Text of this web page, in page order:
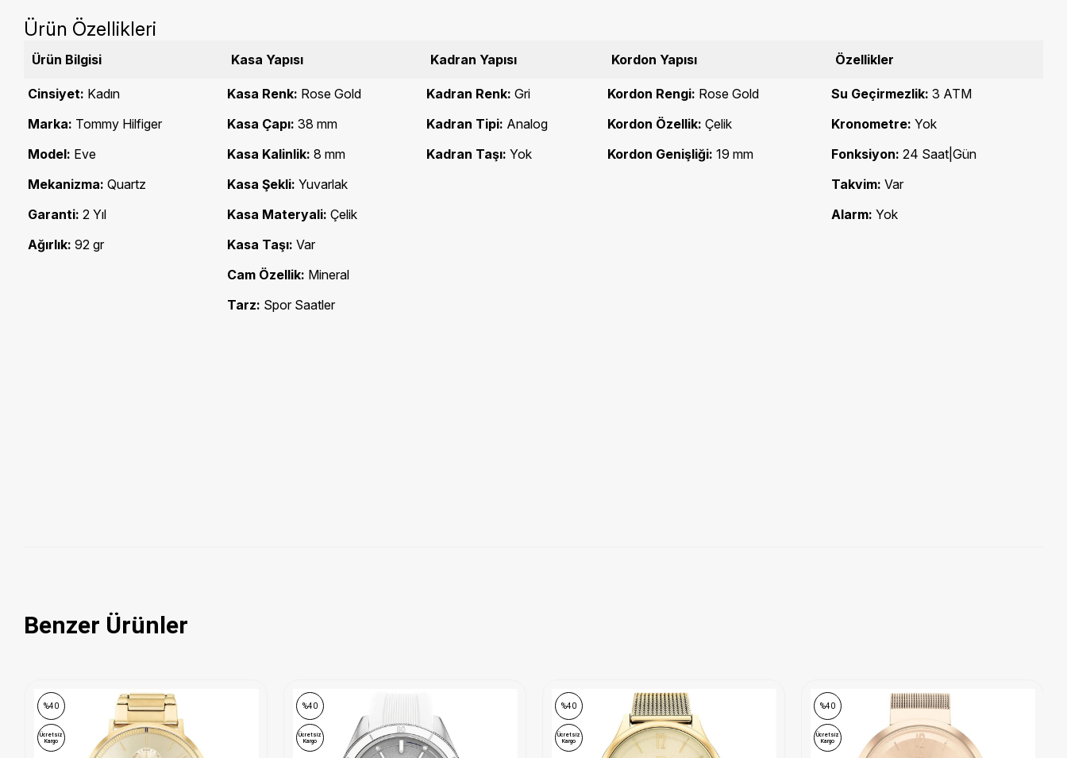
Ürün Özellikleri
Ürün Bilgisi Kasa Yapısı Kadran Yapısı Kordon Yapısı Özellikler
Cinsiyet: Kadın Kasa Renk: Rose Gold Kadran Renk: Gri Kordon Rengi: Rose Gold Su Geçirmezlik: 3 ATM
Marka: Tommy Hilfiger Kasa Çapı: 38 mm Kadran Tipi: Analog Kordon Özellik: Çelik Kronometre: Yok
Model: Eve Kasa Kalinlik: 8 mm Kadran Taşı: Yok Kordon Genişliği: 19 mm Fonksiyon: 24 Saat|Gün
Mekanizma: Quartz Kasa Şekli: Yuvarlak Takvim: Var
Garanti: 2 Yıl Kasa Materyali: Çelik Alarm: Yok
Ağırlık: 92 gr Kasa Taşı: Var
Cam Özellik: Mineral
Tarz: Spor Saatler
Benzer Ürünler
%40
Ücretsiz
Kargo
%40
Ücretsiz
Kargo
%40
Ücretsiz
Kargo
%40
Ücretsiz
Kargo